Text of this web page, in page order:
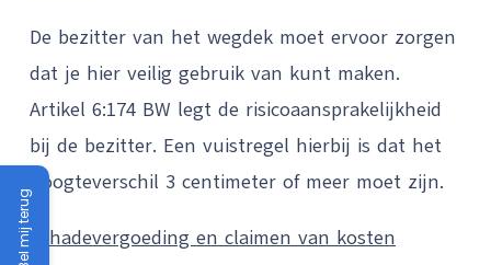
De bezitter van het wegdek moet ervoor zorgen
dat je hier veilig gebruik van kunt maken.
Artikel 6:174 BW legt de risicoaansprakelijkheid
bij de bezitter. Een vuistregel hierbij is dat het
hoogteverschil 3 centimeter of meer moet zijn.
Schadevergoeding en claimen van kosten
Bel mij terug